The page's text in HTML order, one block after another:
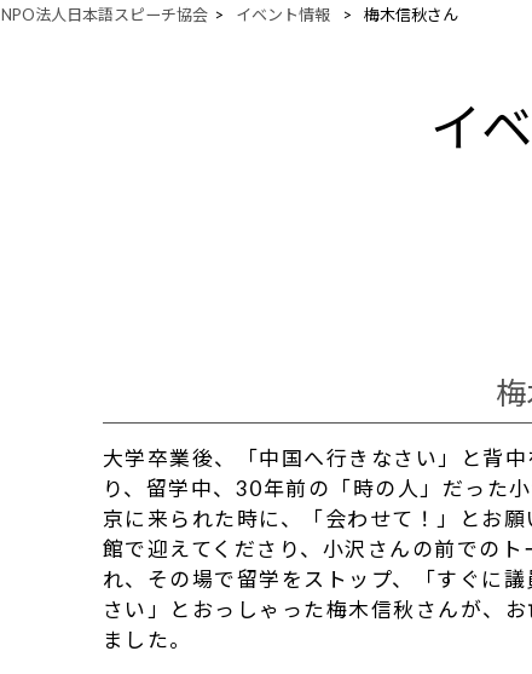
NPO法人日本語スピーチ協会 > イベント情報 > 梅木信秋さん
イ
大学卒業後、「中国へ行きなさい」と背中
り、留学中、30年前の「時の人」だった
京に来られた時に、「会わせて！」とお願
館で迎えてくださり、小沢さんの前でのト
れ、その場で留学をストップ、「すぐに
さい」とおっしゃった梅木信秋さんが、お
ました。